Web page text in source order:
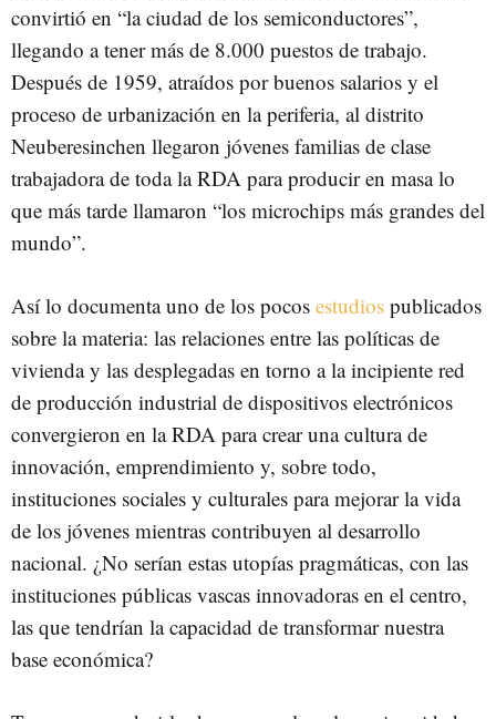
convirtió en “la ciudad de los semiconductores”,
llegando a tener más de 8.000 puestos de trabajo.
Después de 1959, atraídos por buenos salarios y el
proceso de urbanización en la periferia, al distrito
Neuberesinchen llegaron jóvenes familias de clase
trabajadora de toda la RDA para producir en masa lo
que más tarde llamaron “los microchips más grandes del
mundo”.
Así lo documenta uno de los pocos estudios publicados
sobre la materia: las relaciones entre las políticas de
vivienda y las desplegadas en torno a la incipiente red
de producción industrial de dispositivos electrónicos
convergieron en la RDA para crear una cultura de
innovación, emprendimiento y, sobre todo,
instituciones sociales y culturales para mejorar la vida
de los jóvenes mientras contribuyen al desarrollo
nacional. ¿No serían estas utopías pragmáticas, con las
instituciones públicas vascas innovadoras en el centro,
las que tendrían la capacidad de transformar nuestra
base económica?